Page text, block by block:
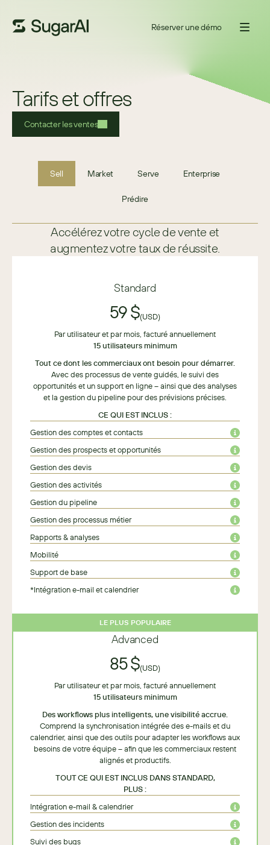
Réserver une démo
Tarifs et offres
Contacter les ventes
Sell Market Serve Enterprise
Prédire
Accélérez votre cycle de vente et
augmentez votre taux de réussite.
Standard
59 $(USD)
Par utilisateur et par mois, facturé annuellement
15 utilisateurs minimum
Tout ce dont les commerciaux ont besoin pour démarrer.
Avec des processus de vente guidés, le suivi des
opportunités et un support en ligne – ainsi que des analyses
et la gestion du pipeline pour des prévisions précises.
CE QUI EST INCLUS :
Gestion des comptes et contacts
Gestion des prospects et opportunités
Gestion des devis
Gestion des activités
Gestion du pipeline
Gestion des processus métier
Rapports & analyses
Mobilité
Support de base
*Intégration e-mail et calendrier
LE PLUS POPULAIRE
Advanced
85 $(USD)
Par utilisateur et par mois, facturé annuellement
15 utilisateurs minimum
Des workflows plus intelligents, une visibilité accrue.
Comprend la synchronisation intégrée des e-mails et du
calendrier, ainsi que des outils pour adapter les workflows aux
besoins de votre équipe – afin que les commerciaux restent
alignés et productifs.
TOUT CE QUI EST INCLUS DANS STANDARD,
PLUS :
Intégration e-mail & calendrier
Gestion des incidents
Suivi des bugs